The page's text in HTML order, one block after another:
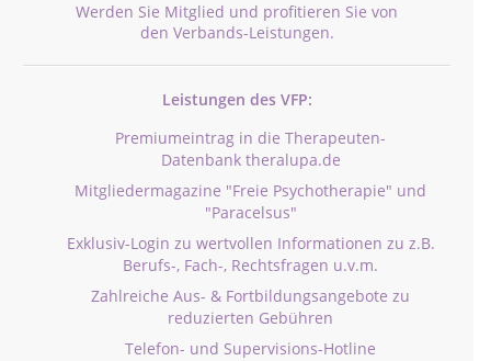
Werden Sie Mitglied und profitieren Sie von
den Verbands-Leistungen.
Leistungen des VFP:
Premiumeintrag in die Therapeuten-
Datenbank theralupa.de
Mitgliedermagazine "Freie Psychotherapie" und
"Paracelsus"
Exklusiv-Login zu wertvollen Informationen zu z.B.
Berufs-, Fach-, Rechtsfragen u.v.m.
Zahlreiche Aus- & Fortbildungsangebote zu
reduzierten Gebühren
Telefon- und Supervisions-Hotline